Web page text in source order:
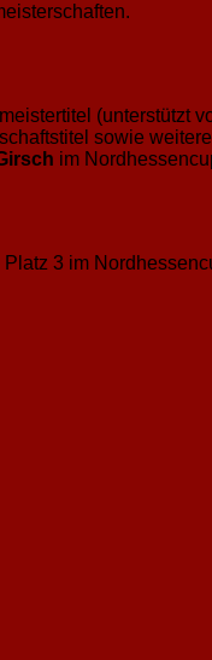
(unterstützt
sowie
im
3 im